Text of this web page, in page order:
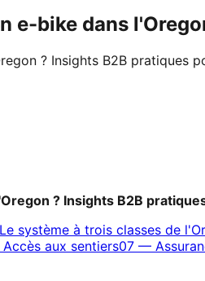
e-bike dans
? Insights B2B
? Insights B2B
Le système à trois classes de
Accès aux sentiers07 —